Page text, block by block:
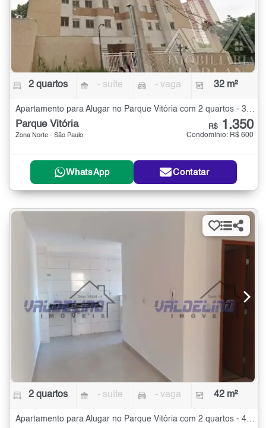
2 quartos - suíte - vaga 32 m²
Apartamento para Alugar no Parque Vitória com 2 quartos - 32 m²
Parque Vitória
Zona Norte - São Paulo
R$ 1.350
Condomínio: R$ 600
WhatsApp Contatar
2 quartos - suíte - vaga 42 m²
Apartamento para Alugar no Parque Vitória com 2 quartos - 42 m²